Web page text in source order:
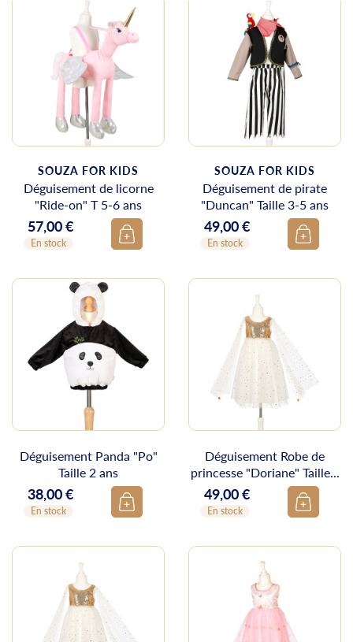
SOUZA FOR KIDS
Déguisement de licorne
"Ride-on" T 5-6 ans
Prix
57,00 €
En stock
SOUZA FOR KIDS
Déguisement de pirate
"Duncan" Taille 3-5 ans
Prix
49,00 €
En stock
Déguisement Panda "Po"
Taille 2 ans
Prix
38,00 €
En stock
Déguisement Robe de
princesse "Doriane" Taille...
Prix
49,00 €
En stock